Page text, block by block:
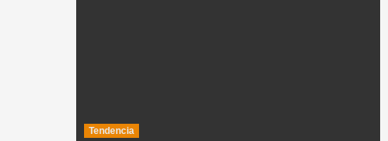
Tendencia